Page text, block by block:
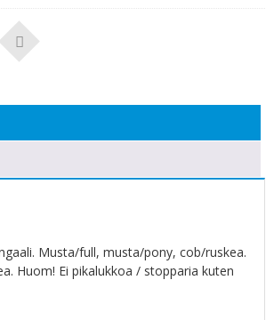
Musta/full, musta/pony, cob/ruskea.
Huom! Ei pikalukkoa / stopparia kuten